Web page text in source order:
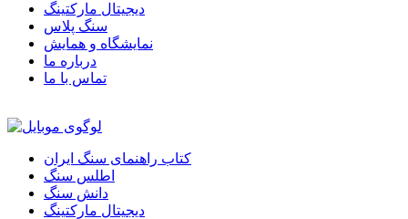
دیجیتال مارکتینگ
سنگ پلاس
نمایشگاه و همایش
درباره ما
تماس با ما
کتاب راهنمای سنگ ایران
اطلس سنگ
دانش سنگ
دیجیتال مارکتینگ